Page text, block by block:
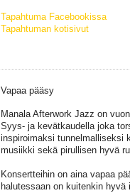
Tapahtuma Facebookissa
Tapahtuman kotisivut
Vapaa pääsy
Manala Afterwork Jazz on
Syys- ja kevätkaudella joka
inspiroimaksi tunnelmalliseksi
musiikki sekä pirullisen hyvä
Konsertteihin on aina vapaa
halutessaan on kuitenkin